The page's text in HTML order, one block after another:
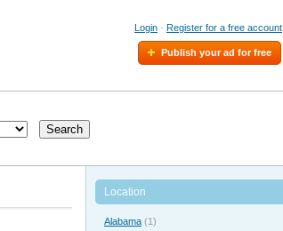
Login · Register for a free account
Publish your ad for free
Search
Location
Alabama (1)